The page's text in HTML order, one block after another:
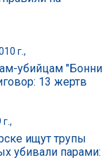
г.,
убийцам "Бонни
13 жертв
ищут трупы
убивали парами: